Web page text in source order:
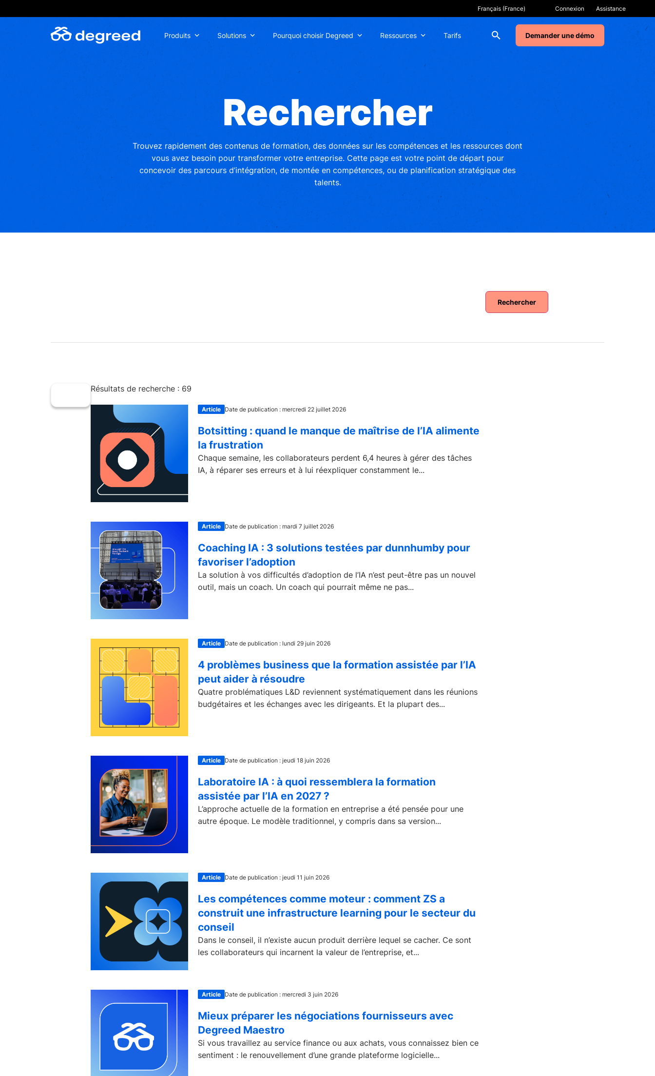
au
Connexion Assistance
Produits Solutions Pourquoi choisir Degreed Ressources Tarifs Demander une démo
Rechercher
Trouvez rapidement des contenus de formation, des données sur les compétences et les ressources dont
vous avez besoin pour transformer votre entreprise. Cette page est votre point de départ pour
concevoir des parcours d’intégration, de montée en compétences, ou de planification stratégique des
talents.
Rechercher
Résultats de recherche : 69
Article Date de publication : mercredi 22 juillet 2026
Botsitting : quand le manque de maîtrise de l’IA alimente
la frustration
Chaque semaine, les collaborateurs perdent 6,4 heures à gérer des tâches
IA, à réparer ses erreurs et à lui réexpliquer constamment le...
Article Date de publication : mardi 7 juillet 2026
Coaching IA : 3 solutions testées par dunnhumby pour
favoriser l’adoption
La solution à vos difficultés d’adoption de l’IA n’est peut-être pas un nouvel
outil, mais un coach. Un coach qui pourrait même ne pas...
Article Date de publication : lundi 29 juin 2026
4 problèmes business que la formation assistée par l’IA
peut aider à résoudre
Quatre problématiques L&D reviennent systématiquement dans les réunions
budgétaires et les échanges avec les dirigeants. Et la plupart des...
Article Date de publication : jeudi 18 juin 2026
Laboratoire IA : à quoi ressemblera la formation
assistée par l’IA en 2027 ?
L’approche actuelle de la formation en entreprise a été pensée pour une
autre époque. Le modèle traditionnel, y compris dans sa version...
Article Date de publication : jeudi 11 juin 2026
Les compétences comme moteur : comment ZS a
construit une infrastructure learning pour le secteur du
conseil
Dans le conseil, il n’existe aucun produit derrière lequel se cacher. Ce sont
les collaborateurs qui incarnent la valeur de l’entreprise, et...
Article Date de publication : mercredi 3 juin 2026
Mieux préparer les négociations fournisseurs avec
Degreed Maestro
Si vous travaillez au service finance ou aux achats, vous connaissez bien ce
sentiment : le renouvellement d’une grande plateforme logicielle...